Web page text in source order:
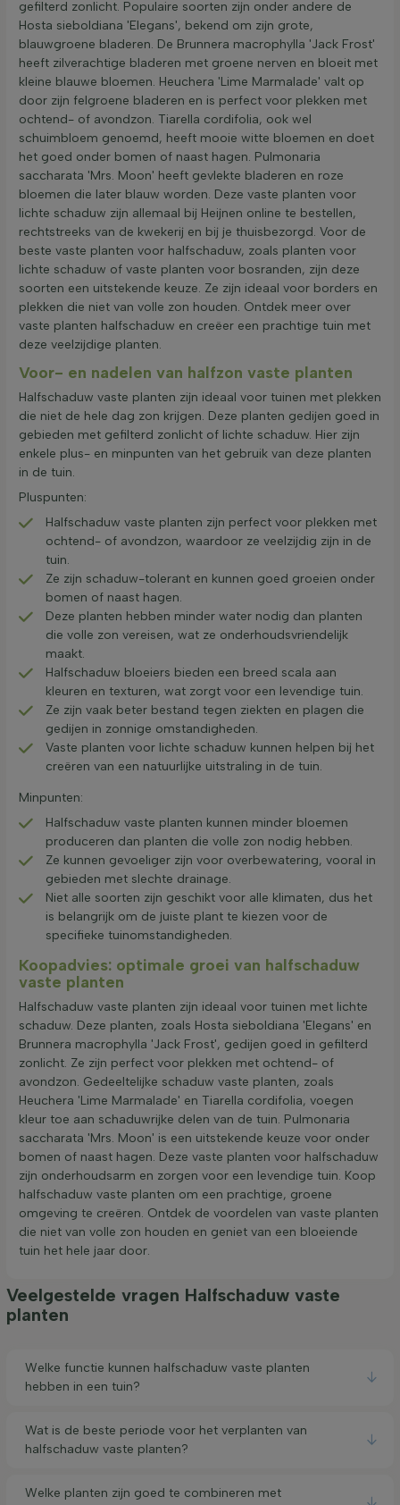
gefilterd zonlicht. Populaire soorten zijn onder andere de
Hosta sieboldiana 'Elegans', bekend om zijn grote,
blauwgroene bladeren. De Brunnera macrophylla 'Jack Frost'
heeft zilverachtige bladeren met groene nerven en bloeit met
kleine blauwe bloemen. Heuchera 'Lime Marmalade' valt op
door zijn felgroene bladeren en is perfect voor plekken met
ochtend- of avondzon. Tiarella cordifolia, ook wel
schuimbloem genoemd, heeft mooie witte bloemen en doet
het goed onder bomen of naast hagen. Pulmonaria
saccharata 'Mrs. Moon' heeft gevlekte bladeren en roze
bloemen die later blauw worden. Deze vaste planten voor
lichte schaduw zijn allemaal bij Heijnen online te bestellen,
rechtstreeks van de kwekerij en bij je thuisbezorgd. Voor de
beste vaste planten voor halfschaduw, zoals planten voor
lichte schaduw of vaste planten voor bosranden, zijn deze
soorten een uitstekende keuze. Ze zijn ideaal voor borders en
plekken die niet van volle zon houden. Ontdek meer over
vaste planten halfschaduw en creëer een prachtige tuin met
deze veelzijdige planten.
Voor- en nadelen van halfzon vaste planten
Halfschaduw vaste planten zijn ideaal voor tuinen met plekken
die niet de hele dag zon krijgen. Deze planten gedijen goed in
gebieden met gefilterd zonlicht of lichte schaduw. Hier zijn
enkele plus- en minpunten van het gebruik van deze planten
in de tuin.
Pluspunten:
Halfschaduw vaste planten zijn perfect voor plekken met
ochtend- of avondzon, waardoor ze veelzijdig zijn in de
tuin.
Ze zijn schaduw-tolerant en kunnen goed groeien onder
bomen of naast hagen.
Deze planten hebben minder water nodig dan planten
die volle zon vereisen, wat ze onderhoudsvriendelijk
maakt.
Halfschaduw bloeiers bieden een breed scala aan
kleuren en texturen, wat zorgt voor een levendige tuin.
Ze zijn vaak beter bestand tegen ziekten en plagen die
gedijen in zonnige omstandigheden.
Vaste planten voor lichte schaduw kunnen helpen bij het
creëren van een natuurlijke uitstraling in de tuin.
Minpunten:
Halfschaduw vaste planten kunnen minder bloemen
produceren dan planten die volle zon nodig hebben.
Ze kunnen gevoeliger zijn voor overbewatering, vooral in
gebieden met slechte drainage.
Niet alle soorten zijn geschikt voor alle klimaten, dus het
is belangrijk om de juiste plant te kiezen voor de
specifieke tuinomstandigheden.
Koopadvies: optimale groei van halfschaduw
vaste planten
Halfschaduw vaste planten zijn ideaal voor tuinen met lichte
schaduw. Deze planten, zoals Hosta sieboldiana 'Elegans' en
Brunnera macrophylla 'Jack Frost', gedijen goed in gefilterd
zonlicht. Ze zijn perfect voor plekken met ochtend- of
avondzon. Gedeeltelijke schaduw vaste planten, zoals
Heuchera 'Lime Marmalade' en Tiarella cordifolia, voegen
kleur toe aan schaduwrijke delen van de tuin. Pulmonaria
saccharata 'Mrs. Moon' is een uitstekende keuze voor onder
bomen of naast hagen. Deze vaste planten voor halfschaduw
zijn onderhoudsarm en zorgen voor een levendige tuin. Koop
halfschaduw vaste planten om een prachtige, groene
omgeving te creëren. Ontdek de voordelen van vaste planten
die niet van volle zon houden en geniet van een bloeiende
tuin het hele jaar door.
Veelgestelde vragen Halfschaduw vaste
planten
Welke functie kunnen halfschaduw vaste planten
hebben in een tuin?
Wat is de beste periode voor het verplanten van
halfschaduw vaste planten?
Welke planten zijn goed te combineren met